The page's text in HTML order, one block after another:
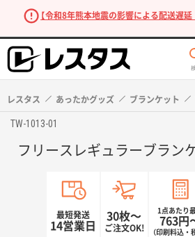
【令和8年熊本地震の影響による配送遅延
レスタス あったかグッズ ブランケット
TW-1013-01
フリースレギュラーブラン
最短発送
14営業日
30枚〜
ご注文OK!
1点あたり
763円
（印刷料込・